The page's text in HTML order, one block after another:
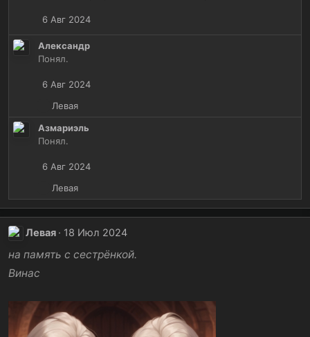
6 Авг 2024
Александр
Понял.
6 Авг 2024
Р
а
к
и
и
Левая
Азмариэль
Понял.
6 Авг 2024
Р
е
ц
и
Левая
Левая 18 Июл 2024
на память с сестрёнкой.
Винас